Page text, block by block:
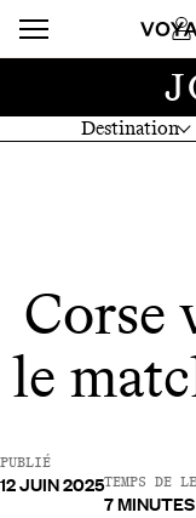
Destination
Corse
le
PUBLIÉ
12 JUIN 2025TEMPS DE
7 MINUTES